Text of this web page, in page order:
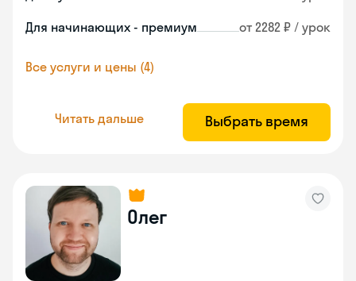
Для начинающих - премиум от 2282 ₽ / урок
Все услуги и цены (4)
Читать дальше Выбрать время
Олег